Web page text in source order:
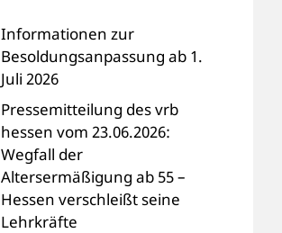
Informationen zur
Besoldungsanpassung ab 1.
Juli 2026
Pressemitteilung des vrb
hessen vom 23.06.2026:
Wegfall der
Altersermäßigung ab 55 –
Hessen verschleißt seine
Lehrkräfte